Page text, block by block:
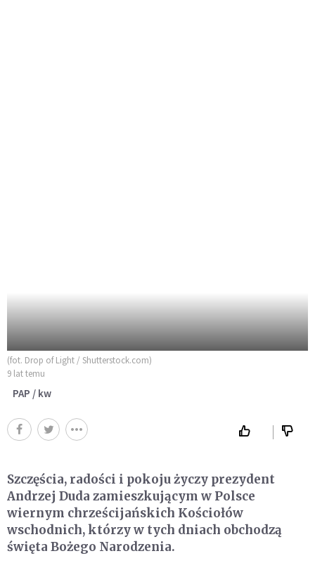
(fot. Drop of Light / Shutterstock.com)
9 lat temu
PAP / kw
Szczęścia, radości i pokoju życzy prezydent
Andrzej Duda zamieszkującym w Polsce
wiernym chrześcijańskich Kościołów
wschodnich, którzy w tych dniach obchodzą
święta Bożego Narodzenia.